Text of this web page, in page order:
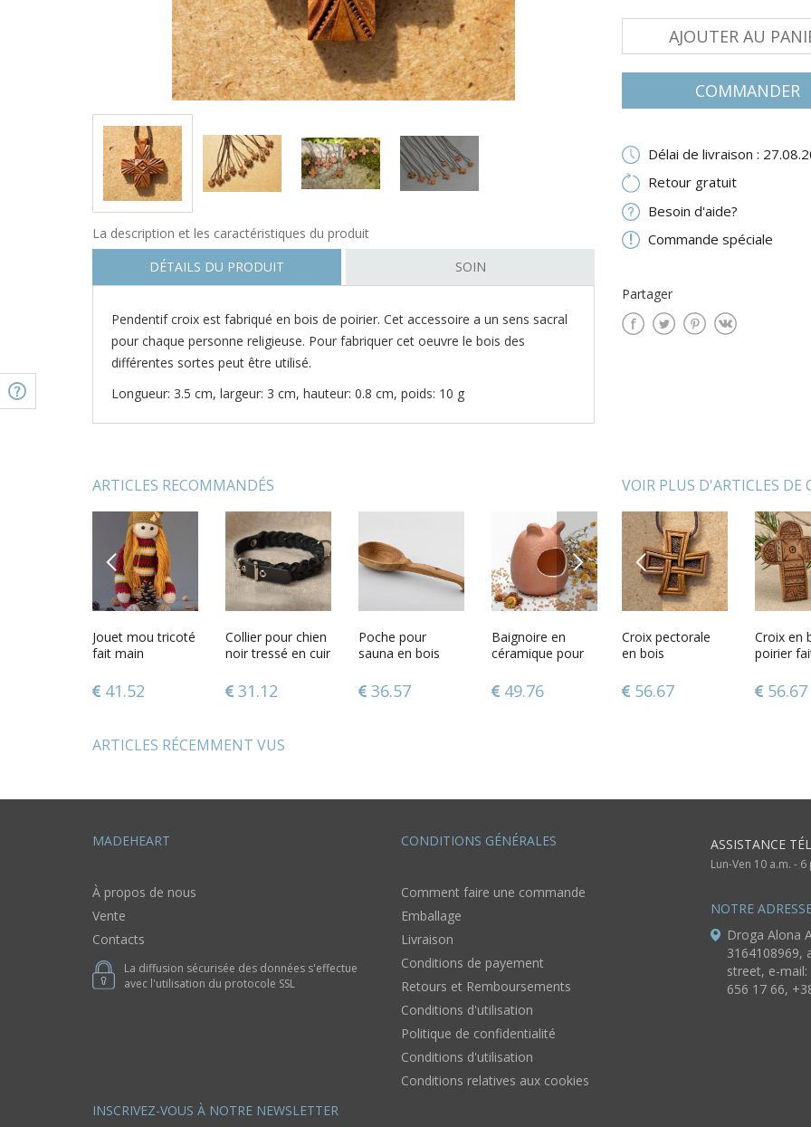
AJOUTER AU
COMMANDER
Délai de livraison :
Retour gratuit
Besoin d'aide?
Commande spéciale
Partager
La description et les caractéristiques du produit
DÉTAILS DU PRODUIT
SOIN
Pendentif croix est fabriqué en bois de poirier. Cet accessoire a un sens sacral
pour chaque personne religieuse. Pour fabriquer cet oeuvre le bois des
différentes sortes peut être utilisé.
Longueur: 3.5 cm, largeur: 3 cm, hauteur: 0.8 cm, poids: 10 g
ARTICLES RECOMMANDÉS
PREVIOUS
Jouet mou tricoté
fait main
41.52
Collier pour chien
noir tressé en cuir
31.12
Poche pour
sauna en bois
36.57
Baignoire en
céramique pour
49.76
Grand chapelet
Bijou fait main
scorpion
tendance Cadeau
106.80
Boîte en
46.78
NEXT
VOIR PLUS D'ARTICLES DE
PREVIOUS
Croix murale en
bois
108.45
Croix pectorale
en bois
56.67
Croix murale en
bois
108.45
Croix védique en
bois sur le cordon
56.67
Croix pectorale
en bois
56.67
Сroix en
poirier
56.67
ARTICLES RÉCEMMENT VUS
MADEHEART
À propos de nous
Vente
Contacts
La diffusion sécurisée des données s'effectue
avec l'utilisation du protocole SSL
CONDITIONS GÉNÉRALES
Comment faire une commande
Emballage
Livraison
Conditions de payement
Retours et Remboursements
Conditions d'utilisation
Politique de confidentialité
Conditions d'utilisation
Conditions relatives aux cookies
ASSISTANCE
Lun-Ven 10 a.m. - 6
NOTRE
Droga Alona
3164108969,
street, e-mail:
656 17 66,
INSCRIVEZ-VOUS À NOTRE NEWSLETTER